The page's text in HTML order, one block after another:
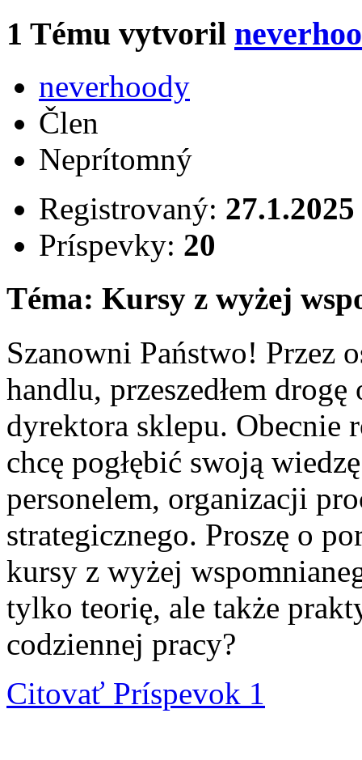
1 Tému vytvoril
neverhoody
Člen
Neprítomný
Registrovaný: 27.1.2025
Príspevky: 20
Téma: Kursy z wyżej
Szanowni Państwo! Przez
handlu, przeszedłem
dyrektora sklepu. Obecnie
chcę pogłębić swoją
personelem, organizacji
strategicznego. Proszę o
kursy z wyżej
tylko teorię, ale także
codziennej pracy?
Citovať Príspevok 1